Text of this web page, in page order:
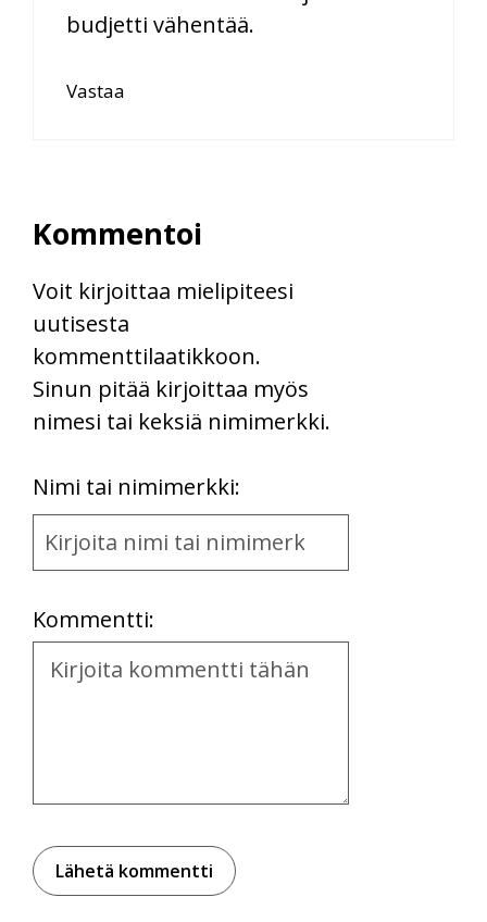
budjetti vähentää.
Vastaa
Kommentoi
Voit kirjoittaa mielipiteesi
uutisesta
kommenttilaatikkoon.
Sinun pitää kirjoittaa myös
nimesi tai keksiä nimimerkki.
Nimi tai nimimerkki:
Name
and
Kommentti:
Kommentti